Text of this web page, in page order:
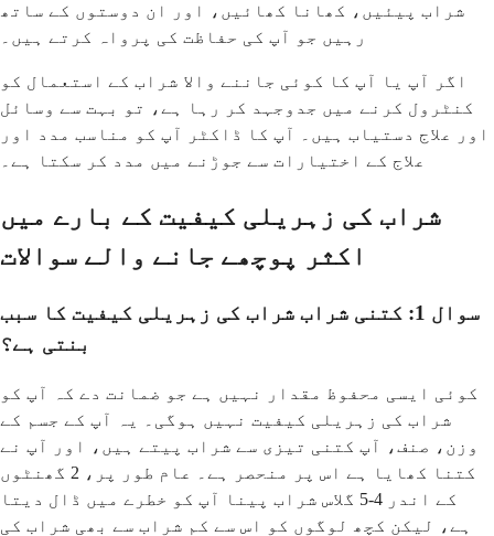
شراب پیئیں، کھانا کھائیں، اور ان دوستوں کے ساتھ
رہیں جو آپ کی حفاظت کی پرواہ کرتے ہیں۔
اگر آپ یا آپ کا کوئی جاننے والا شراب کے استعمال کو
کنٹرول کرنے میں جدوجہد کر رہا ہے، تو بہت سے وسائل
اور علاج دستیاب ہیں۔ آپ کا ڈاکٹر آپ کو مناسب مدد اور
علاج کے اختیارات سے جوڑنے میں مدد کر سکتا ہے۔
شراب کی زہریلی کیفیت کے بارے میں
اکثر پوچھے جانے والے سوالات
سوال 1: کتنی شراب شراب کی زہریلی کیفیت کا سبب
بنتی ہے؟
کوئی ایسی محفوظ مقدار نہیں ہے جو ضمانت دے کہ آپ کو
شراب کی زہریلی کیفیت نہیں ہوگی۔ یہ آپ کے جسم کے
وزن، صنف، آپ کتنی تیزی سے شراب پیتے ہیں، اور آپ نے
کتنا کھایا ہے اس پر منحصر ہے۔ عام طور پر، 2 گھنٹوں
کے اندر 4-5 گلاس شراب پینا آپ کو خطرے میں ڈال دیتا
ہے، لیکن کچھ لوگوں کو اس سے کم شراب سے بھی شراب کی